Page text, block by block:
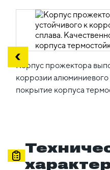
Корпус прожектора
коррозии алюминиевого
покрытие корпуса